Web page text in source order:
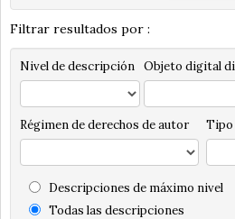
Filtrar resultados por :
Nivel de descripción
Régimen de derechos de autor Tipo
Descripciones de máximo nivel
Todas las descripciones